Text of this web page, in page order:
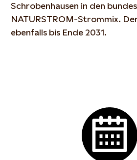
Schrobenhausen in den
NATURSTROM-Strommix.
ebenfalls bis Ende 2031.